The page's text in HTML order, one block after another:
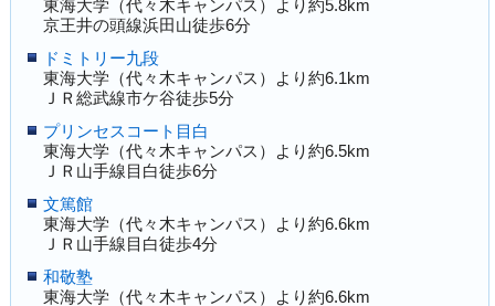
東海大学（代々木キャンパス）より約5.8km
京王井の頭線浜田山徒歩6分
ドミトリー九段
東海大学（代々木キャンパス）より約6.1km
ＪＲ総武線市ケ谷徒歩5分
プリンセスコート目白
東海大学（代々木キャンパス）より約6.5km
ＪＲ山手線目白徒歩6分
文篤館
東海大学（代々木キャンパス）より約6.6km
ＪＲ山手線目白徒歩4分
和敬塾
東海大学（代々木キャンパス）より約6.6km